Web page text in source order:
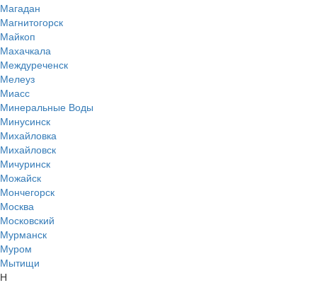
Магадан
Магнитогорск
Майкоп
Махачкала
Междуреченск
Мелеуз
Миасс
Минеральные Воды
Минусинск
Михайловка
Михайловск
Мичуринск
Можайск
Мончегорск
Москва
Московский
Мурманск
Муром
Мытищи
Н